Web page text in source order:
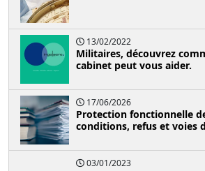
13/02/2022
Militaires, découvrez
cabinet peut vous aider.
17/06/2026
Protection fonctionnelle
conditions, refus et voies
03/01/2023